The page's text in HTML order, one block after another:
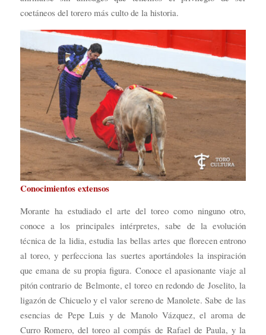
coetáneos del torero más culto de la historia.
Conocimientos extensos
Morante ha estudiado el arte del toreo como ninguno otro,
conoce a los principales intérpretes, sabe de la evolución
técnica de la lidia, estudia las bellas artes que florecen entrono
al toreo, y perfecciona las suertes aportándoles la inspiración
que emana de su propia figura. Conoce el apasionante viaje al
pitón contrario de Belmonte, el toreo en redondo de Joselito, la
ligazón de Chicuelo y el valor sereno de Manolete. Sabe de las
esencias de Pepe Luis y de Manolo Vázquez, el aroma de
Curro Romero, del toreo al compás de Rafael de Paula, y la